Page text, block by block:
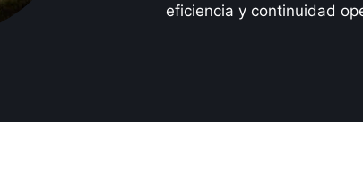
eficiencia y continuidad